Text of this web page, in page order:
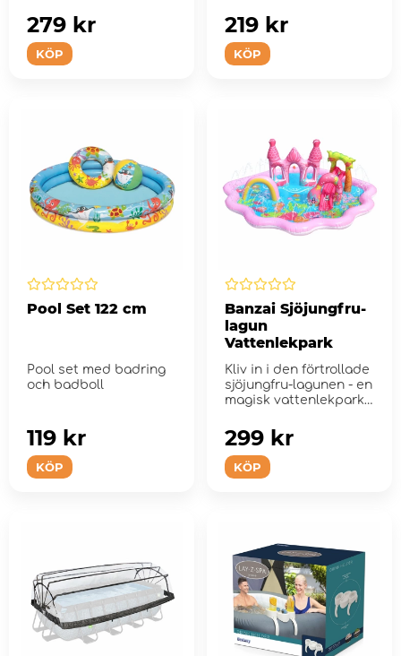
KÖP
279 kr
KÖP
219 kr
Pool Set 122 cm
Pool set med badring
och badboll
KÖP
119 kr
Banzai Sjöjungfru-
lagun
Vattenlekpark
Kliv in i den förtrollade
sjöjungfru-lagunen - en
magisk vattenlekpark
KÖP
299 kr